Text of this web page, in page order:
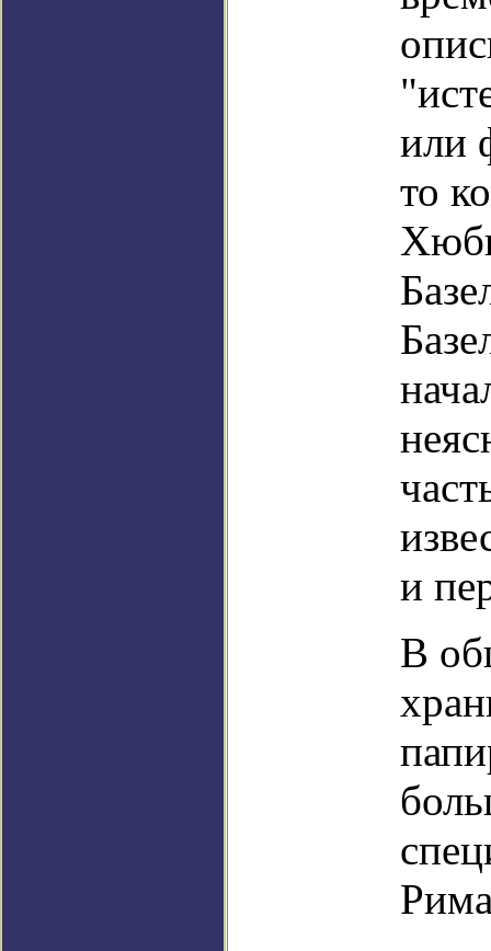
или
то
и
В